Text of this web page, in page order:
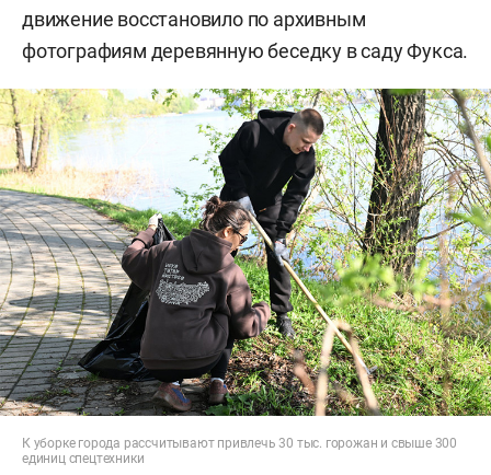
движение восстановило по архивным
фотографиям деревянную беседку в саду Фукса.
К уборке города рассчитывают привлечь 30 тыс. горожан и свыше 300
единиц спецтехники